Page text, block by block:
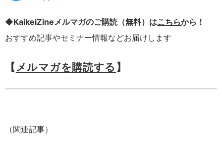
◆KaikeiZineメルマガのご購読（無料）はこちらから！
おすすめ記事やセミナー情報などお届けします
【 メルマガを購読する 】
（関連記事）